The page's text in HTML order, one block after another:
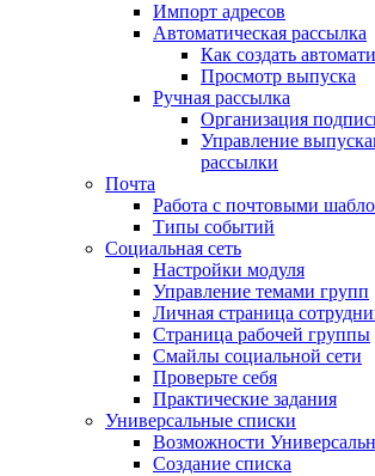
Импорт адресов
Автоматическая рассылка
Как создать
Просмотр выпуска
Ручная рассылка
Организация
Управление
рассылки
Почта
Работа с почтовыми
Типы событий
Социальная сеть
Настройки модуля
Управление темами групп
Личная страница
Страница рабочей группы
Смайлы социальной сети
Проверьте себя
Практические задания
Универсальные списки
Возможности
Создание списка